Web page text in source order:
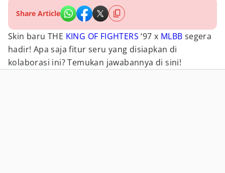
Share Article
Skin baru THE KING OF FIGHTERS ‘97 x MLBB segera
hadir! Apa saja fitur seru yang disiapkan di
kolaborasi ini? Temukan jawabannya di sini!